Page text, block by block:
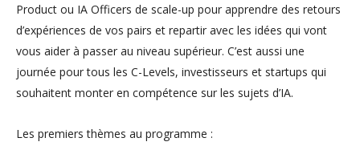
Product ou IA Officers de scale-up pour apprendre des retours
d’expériences de vos pairs et repartir avec les idées qui vont
vous aider à passer au niveau supérieur. C’est aussi une
journée pour tous les C-Levels, investisseurs et startups qui
souhaitent monter en compétence sur les sujets d’IA.
Les premiers thèmes au programme :